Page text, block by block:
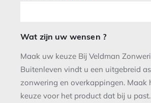
Wat zijn uw wensen ?
Maak uw keuze Bij Veldman
Buitenleven vindt u een uitgebreid
zonwering en overkappingen. Maak
keuze voor het product dat bij u